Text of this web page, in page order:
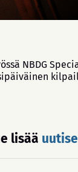
NBDG
lisää